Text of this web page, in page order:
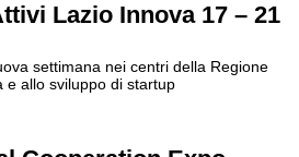
Lazio Innova 17 – 21
settimana nei centri della Regione
e allo sviluppo di startup